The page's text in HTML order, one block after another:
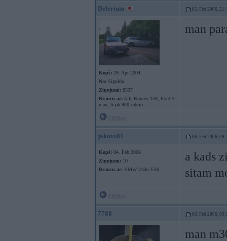
Delerium 05. Feb 2006,
Kopš: 29. Apr 2004
No: Sigulda
Ziņojumi: 8337
Braucu ar: Alfa Romeo 159, Ford S-
max, Saab 900 cabrio
man
jakovs81 06. Feb 2006,
Kopš: 04. Feb 2006
Ziņojumi: 10
Braucu ar: BMW 318is E30
a kads
sitam
7788 06. Feb 2006,
man